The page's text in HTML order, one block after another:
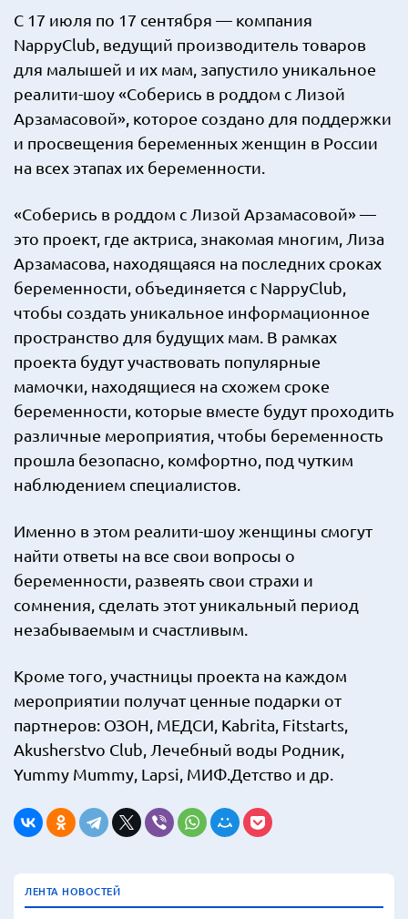
С 17 июля по 17 сентября — компания
NappyClub, ведущий производитель товаров
для малышей и их мам, запустило уникальное
реалити-шоу «Соберись в роддом с Лизой
Арзамасовой», которое создано для поддержки
и просвещения беременных женщин в России
на всех этапах их беременности.
«Соберись в роддом с Лизой Арзамасовой» —
это проект, где актриса, знакомая многим, Лиза
Арзамасова, находящаяся на последних сроках
беременности, объединяется с NappyClub,
чтобы создать уникальное информационное
пространство для будущих мам. В рамках
проекта будут участвовать популярные
мамочки, находящиеся на схожем сроке
беременности, которые вместе будут проходить
различные мероприятия, чтобы беременность
прошла безопасно, комфортно, под чутким
наблюдением специалистов.
Именно в этом реалити-шоу женщины смогут
найти ответы на все свои вопросы о
беременности, развеять свои страхи и
сомнения, сделать этот уникальный период
незабываемым и счастливым.
Кроме того, участницы проекта на каждом
мероприятии получат ценные подарки от
партнеров: ОЗОН, МЕДСИ, Kabrita, Fitstarts,
Akusherstvo Club, Лечебный воды Родник,
Yummy Mummy, Lapsi, МИФ.Детство и др.
ЛЕНТА НОВОСТЕЙ